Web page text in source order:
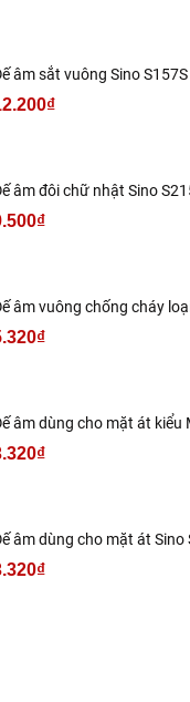
âm sắt vuông Sino S157S
âm đôi chữ nhật Sino
âm vuông chống cháy
âm dùng cho mặt át kiểu
âm dùng cho mặt át Sino